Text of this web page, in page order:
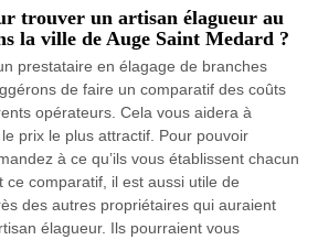
trouver un artisan élagueur au
la ville de Auge Saint Medard ?
prestataire en élagage de branches
de faire un comparatif des coûts
opérateurs. Cela vous aidera à
prix le plus attractif. Pour pouvoir
à ce qu’ils vous établissent chacun
ce comparatif, il est aussi utile de
des autres propriétaires qui auraient
élagueur. Ils pourraient vous